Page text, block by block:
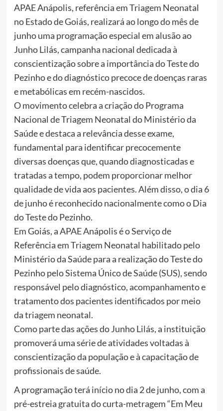
APAE Anápolis, referência em Triagem Neonatal
no Estado de Goiás, realizará ao longo do mês de
junho uma programação especial em alusão ao
Junho Lilás, campanha nacional dedicada à
conscientização sobre a importância do Teste do
Pezinho e do diagnóstico precoce de doenças raras
e metabólicas em recém-nascidos.
O movimento celebra a criação do Programa
Nacional de Triagem Neonatal do Ministério da
Saúde e destaca a relevância desse exame,
fundamental para identificar precocemente
diversas doenças que, quando diagnosticadas e
tratadas a tempo, podem proporcionar melhor
qualidade de vida aos pacientes. Além disso, o dia 6
de junho é reconhecido nacionalmente como o Dia
do Teste do Pezinho.
Em Goiás, a APAE Anápolis é o Serviço de
Referência em Triagem Neonatal habilitado pelo
Ministério da Saúde para a realização do Teste do
Pezinho pelo Sistema Único de Saúde (SUS), sendo
responsável pelo diagnóstico, acompanhamento e
tratamento dos pacientes identificados por meio
da triagem neonatal.
Como parte das ações do Junho Lilás, a instituição
promoverá uma série de atividades voltadas à
conscientização da população e à capacitação de
profissionais de saúde.
A programação terá início no dia 2 de junho, com a
pré-estreia gratuita do curta-metragem “Em Meu